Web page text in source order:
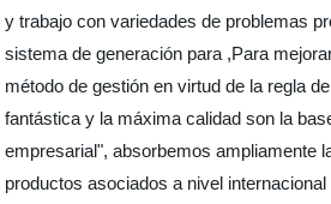
y trabajo con variedades de problemas
sistema de generación para ,Para
método de gestión en virtud de la regla
fantástica y la máxima calidad son la
empresarial", absorbemos ampliamente
productos asociados a nivel